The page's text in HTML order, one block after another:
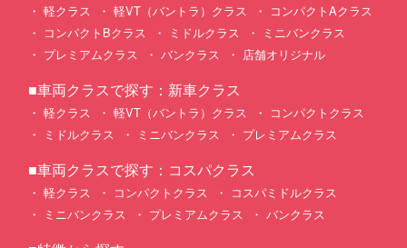
軽クラス 軽VT（バントラ）クラス
コンパクトAクラス
コンパクトBクラス
ミドルクラス
ミニバンクラス
プレミアムクラス
バンクラス 店舗オリジナル
■車両クラスで探す：新車クラス
軽クラス 軽VT（バントラ）クラス
コンパクトクラス
ミドルクラス
ミニバンクラス プレミアムクラス
■車両クラスで探す：コスパクラス
軽クラス コンパクトクラス
コスパミドルクラス
ミニバンクラス
プレミアムクラス バンクラス